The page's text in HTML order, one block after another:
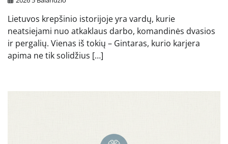
Lietuvos krepšinio istorijoje yra vardų, kurie
neatsiejami nuo atkaklaus darbo, komandinės dvasios
ir pergalių. Vienas iš tokių – Gintaras, kurio karjera
apima ne tik solidžius […]